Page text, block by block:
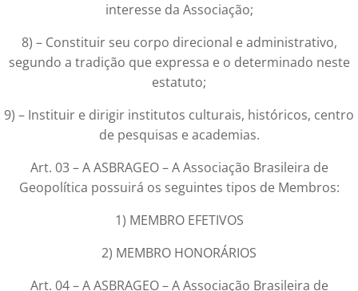
interesse da Associação;
8) – Constituir seu corpo direcional e administrativo,
segundo a tradição que expressa e o determinado neste
estatuto;
9) – Instituir e dirigir institutos culturais, históricos, centro
de pesquisas e academias.
Art. 03 – A ASBRAGEO – A Associação Brasileira de
Geopolítica possuirá os seguintes tipos de Membros:
1) MEMBRO EFETIVOS
2) MEMBRO HONORÁRIOS
Art. 04 – A ASBRAGEO – A Associação Brasileira de